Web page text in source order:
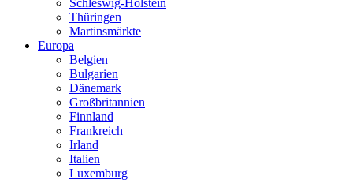
Schleswig-Holstein
Thüringen
Martinsmärkte
Europa
Belgien
Bulgarien
Dänemark
Großbritannien
Finnland
Frankreich
Irland
Italien
Luxemburg